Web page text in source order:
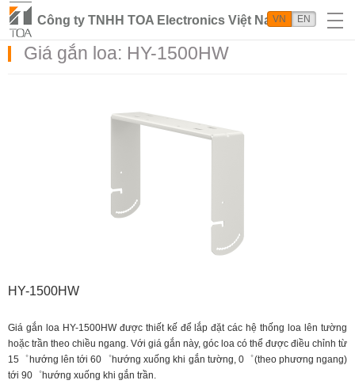
Công ty TNHH TOA Electronics Việt Nam
VN EN
Giá gắn loa: HY-1500HW
HY-1500HW
Giá gắn loa HY-1500HW được thiết kế để lắp đặt các hệ thống loa lên tường
hoặc trần theo chiều ngang. Với giá gắn này, góc loa có thể được điều chỉnh từ
15゜hướng lên tới 60゜hướng xuống khi gắn tường, 0゜(theo phương ngang)
tới 90゜hướng xuống khi gắn trần.